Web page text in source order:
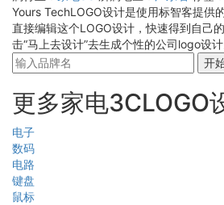
Yours TechLOGO设计是使用标智客提供
直接编辑这个LOGO设计，快速得到自己
击“马上去设计”去生成个性的公司logo设计
开
更多家电3CLOGO
电子
数码
电路
键盘
鼠标